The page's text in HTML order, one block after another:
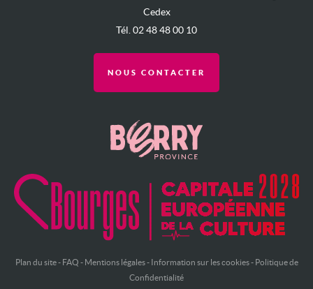
Cedex
Tél. 02 48 48 00 10
NOUS CONTACTER
Plan du site- FAQ - Mentions légales- Information sur les cookies- Politique de
Confidentialité